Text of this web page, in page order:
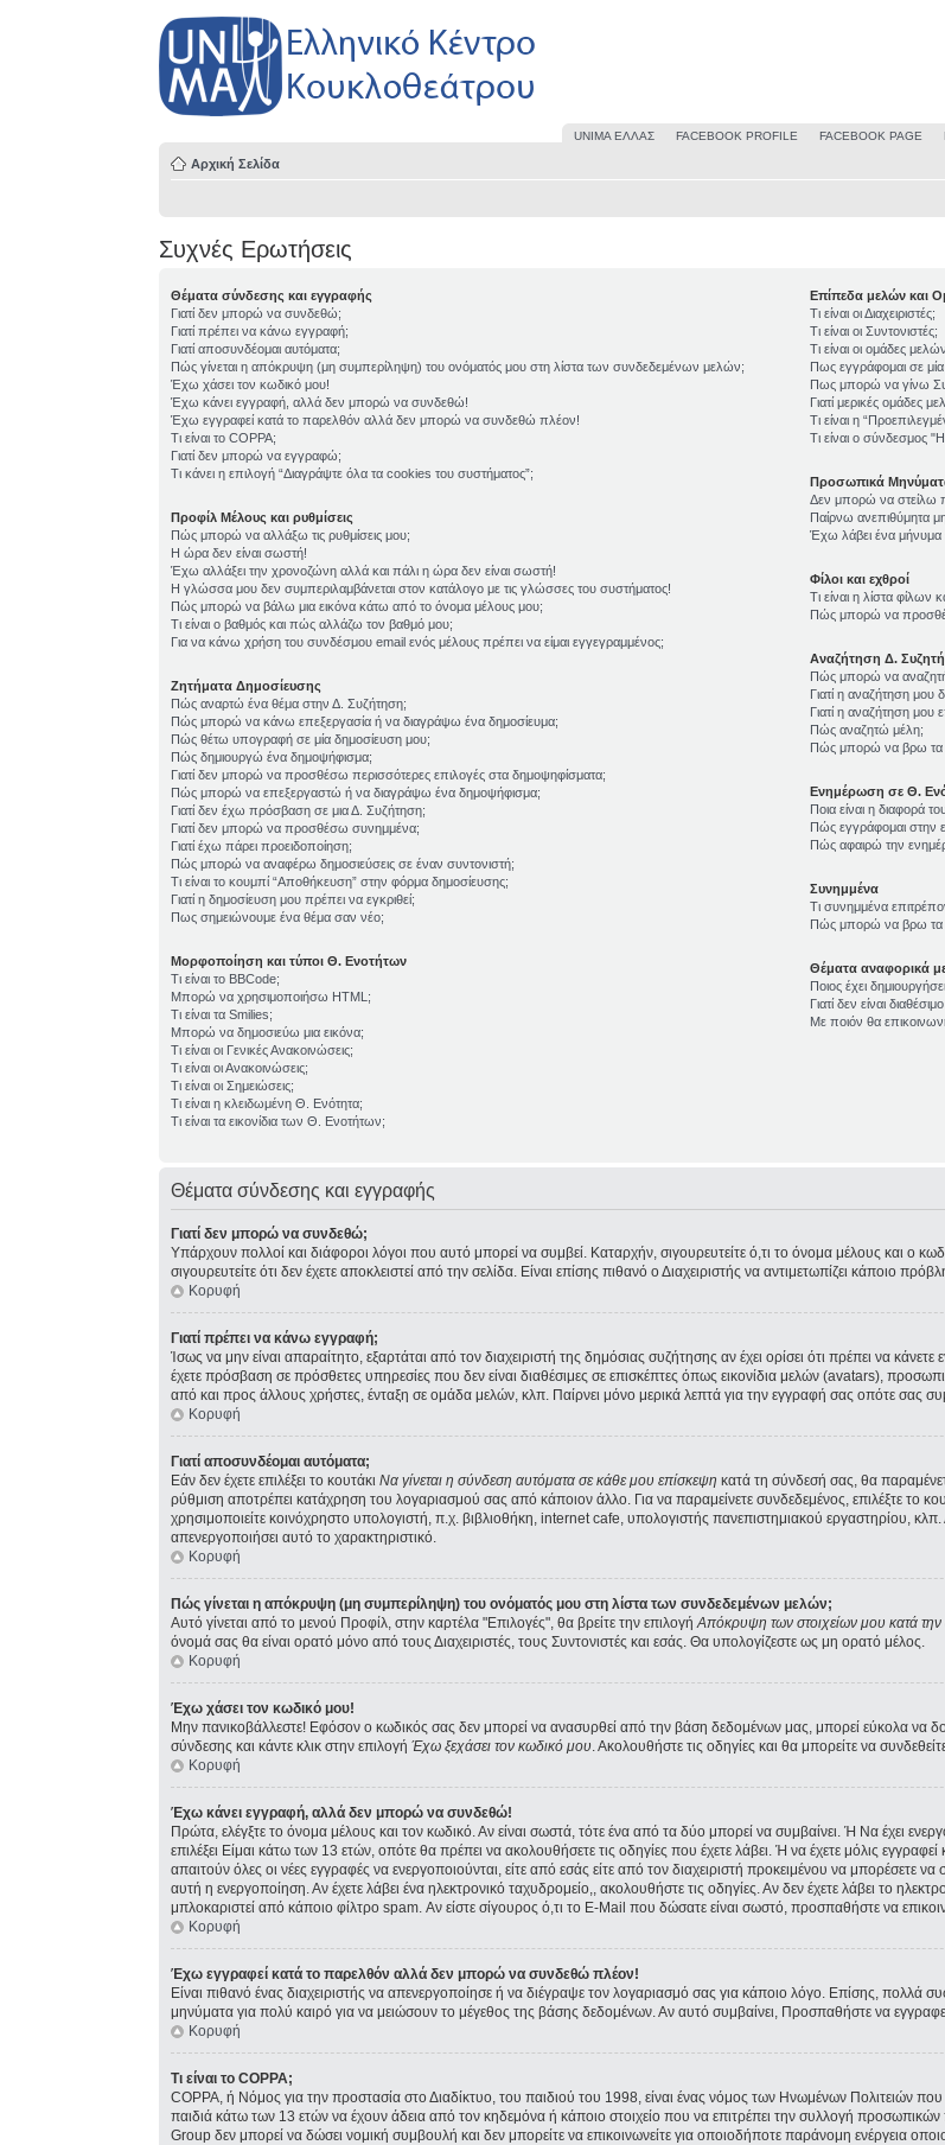
UΝΙΜΑ ΕΛΛΑΣ FACEBOOK PROFILE FACEBOOK PAGE
Αρχική Σελίδα
Συχνές Ερωτήσεις
Θέματα σύνδεσης και εγγραφής
Γιατί δεν μπορώ να συνδεθώ;
Γιατί πρέπει να κάνω εγγραφή;
Γιατί αποσυνδέομαι αυτόματα;
Πώς γίνεται η απόκρυψη (μη συμπερίληψη) του ονόματός μου στη λίστα των συνδεδεμένων μελών;
Έχω χάσει τον κωδικό μου!
Έχω κάνει εγγραφή, αλλά δεν μπορώ να συνδεθώ!
Έχω εγγραφεί κατά το παρελθόν αλλά δεν μπορώ να συνδεθώ πλέον!
Τι είναι το COPPA;
Γιατί δεν μπορώ να εγγραφώ;
Τι κάνει η επιλογή “Διαγράψτε όλα τα cookies του συστήματος”;
Προφίλ Μέλους και ρυθμίσεις
Πώς μπορώ να αλλάξω τις ρυθμίσεις μου;
Η ώρα δεν είναι σωστή!
Έχω αλλάξει την χρονοζώνη αλλά και πάλι η ώρα δεν είναι σωστή!
Η γλώσσα μου δεν συμπεριλαμβάνεται στον κατάλογο με τις γλώσσες του συστήματος!
Πώς μπορώ να βάλω μια εικόνα κάτω από το όνομα μέλους μου;
Τι είναι ο βαθμός και πώς αλλάζω τον βαθμό μου;
Για να κάνω χρήση του συνδέσμου email ενός μέλους πρέπει να είμαι εγγεγραμμένος;
Ζητήματα Δημοσίευσης
Πώς αναρτώ ένα θέμα στην Δ. Συζήτηση;
Πώς μπορώ να κάνω επεξεργασία ή να διαγράψω ένα δημοσίευμα;
Πώς θέτω υπογραφή σε μία δημοσίευση μου;
Πώς δημιουργώ ένα δημοψήφισμα;
Γιατί δεν μπορώ να προσθέσω περισσότερες επιλογές στα δημοψηφίσματα;
Πώς μπορώ να επεξεργαστώ ή να διαγράψω ένα δημοψήφισμα;
Γιατί δεν έχω πρόσβαση σε μια Δ. Συζήτηση;
Γιατί δεν μπορώ να προσθέσω συνημμένα;
Γιατί έχω πάρει προειδοποίηση;
Πώς μπορώ να αναφέρω δημοσιεύσεις σε έναν συντονιστή;
Τι είναι το κουμπί “Αποθήκευση” στην φόρμα δημοσίευσης;
Γιατί η δημοσίευση μου πρέπει να εγκριθεί;
Πως σημειώνουμε ένα θέμα σαν νέο;
Μορφοποίηση και τύποι Θ. Ενοτήτων
Τι είναι το BBCode;
Μπορώ να χρησιμοποιήσω HTML;
Τι είναι τα Smilies;
Μπορώ να δημοσιεύω μια εικόνα;
Τι είναι οι Γενικές Ανακοινώσεις;
Τι είναι οι Ανακοινώσεις;
Τι είναι οι Σημειώσεις;
Τι είναι η κλειδωμένη Θ. Ενότητα;
Τι είναι τα εικονίδια των Θ. Ενοτήτων;
Επίπεδα μελών και
Τι είναι οι Διαχειριστές;
Τι είναι οι Συντονιστές;
Τι είναι οι ομάδες
Πως εγγράφομαι σε
Πως μπορώ να γίνω
Γιατί μερικές ομάδες
Τι είναι η
Τι είναι ο σύνδεσμος
Προσωπικά
Δεν μπορώ να στείλω
Παίρνω ανεπιθύμητα
Έχω λάβει ένα μήνυμα
Φίλοι και εχθροί
Τι είναι η λίστα φίλων
Πώς μπορώ να
Αναζήτηση Δ.
Πώς μπορώ να
Γιατί η αναζήτηση μου
Γιατί η αναζήτηση μου
Πώς αναζητώ μέλη;
Πώς μπορώ να βρω τα
Ενημέρωση σε Θ.
Ποια είναι η διαφορά
Πώς εγγράφομαι στην
Πώς αφαιρώ την
Συνημμένα
Τι συνημμένα
Πώς μπορώ να βρω τα
Θέματα αναφορικά
Ποιος έχει
Γιατί δεν είναι
Με ποιόν θα
Θέματα σύνδεσης και εγγραφής
Γιατί δεν μπορώ να συνδεθώ;
Υπάρχουν πολλοί και διάφοροι λόγοι που αυτό μπορεί να συμβεί. Καταρχήν, σιγουρευτείτε ό,τι το όνομα μέλους και ο
σιγουρευτείτε ότι δεν έχετε αποκλειστεί από την σελίδα. Είναι επίσης πιθανό ο Διαχειριστής να αντιμετωπίζει κάποιο
Κορυφή
Γιατί πρέπει να κάνω εγγραφή;
Ίσως να μην είναι απαραίτητο, εξαρτάται από τον διαχειριστή της δημόσιας συζήτησης αν έχει ορίσει ότι πρέπει να
έχετε πρόσβαση σε πρόσθετες υπηρεσίες που δεν είναι διαθέσιμες σε επισκέπτες όπως εικονίδια μελών (avatars),
από και προς άλλους χρήστες, ένταξη σε ομάδα μελών, κλπ. Παίρνει μόνο μερικά λεπτά για την εγγραφή σας οπότε σας
Κορυφή
Γιατί αποσυνδέομαι αυτόματα;
Εάν δεν έχετε επιλέξει το κουτάκιΝα γίνεται η σύνδεση αυτόματα σε κάθε μου επίσκεψη κατά τη σύνδεσή σας, θα
ρύθμιση αποτρέπει κατάχρηση του λογαριασμού σας από κάποιον άλλο. Για να παραμείνετε συνδεδεμένος, επιλέξτε το
χρησιμοποιείτε κοινόχρηστο υπολογιστή, π.χ. βιβλιοθήκη, internet cafe, υπολογιστής πανεπιστημιακού εργαστηρίου, κλπ.
απενεργοποιήσει αυτό το χαρακτηριστικό.
Κορυφή
Πώς γίνεται η απόκρυψη (μη συμπερίληψη) του ονόματός μου στη λίστα των συνδεδεμένων μελών;
Αυτό γίνεται από το μενού Προφίλ, στην καρτέλα "Επιλογές", θα βρείτε την επιλογήΑπόκρυψη των στοιχείων μου κατά την
όνομά σας θα είναι ορατό μόνο από τους Διαχειριστές, τους Συντονιστές και εσάς. Θα υπολογίζεστε ως μη ορατό μέλος.
Κορυφή
Έχω χάσει τον κωδικό μου!
Μην πανικοβάλλεστε! Εφόσον ο κωδικός σας δεν μπορεί να ανασυρθεί από την βάση δεδομένων μας, μπορεί εύκολα να
σύνδεσης και κάντε κλικ στην επιλογήΈχω ξεχάσει τον κωδικό μου. Ακολουθήστε τις οδηγίες και θα μπορείτε να
Κορυφή
Έχω κάνει εγγραφή, αλλά δεν μπορώ να συνδεθώ!
Πρώτα, ελέγξτε το όνομα μέλους και τον κωδικό. Αν είναι σωστά, τότε ένα από τα δύο μπορεί να συμβαίνει. Ή Να έχει
επιλέξει Είμαι κάτω των 13 ετών, οπότε θα πρέπει να ακολουθήσετε τις οδηγίες που έχετε λάβει. Ή να έχετε μόλις
απαιτούν όλες οι νέες εγγραφές να ενεργοποιούνται, είτε από εσάς είτε από τον διαχειριστή προκειμένου να μπορέσετε
αυτή η ενεργοποίηση. Αν έχετε λάβει ένα ηλεκτρονικό ταχυδρομείο,, ακολουθήστε τις οδηγίες. Αν δεν έχετε λάβει το
μπλοκαριστεί από κάποιο φίλτρο spam. Αν είστε σίγουρος ό,τι το E-Mail που δώσατε είναι σωστό, προσπαθήστε να
Κορυφή
Έχω εγγραφεί κατά το παρελθόν αλλά δεν μπορώ να συνδεθώ πλέον!
Είναι πιθανό ένας διαχειριστής να απενεργοποίησε ή να διέγραψε τον λογαριασμό σας για κάποιο λόγο. Επίσης, πολλά
μηνύματα για πολύ καιρό για να μειώσουν το μέγεθος της βάσης δεδομένων. Αν αυτό συμβαίνει, Προσπαθήστε να
Κορυφή
Τι είναι το COPPA;
COPPA, ή Νόμος για την προστασία στο Διαδίκτυο, του παιδιού του 1998, είναι ένας νόμος των Ηνωμένων Πολιτειών
παιδιά κάτω των 13 ετών να έχουν άδεια από τον κηδεμόνα ή κάποιο στοιχείο που να επιτρέπει την συλλογή
Group δεν μπορεί να δώσει νομική συμβουλή και δεν μπορείτε να επικοινωνείτε για οποιοδήποτε παράνομη ενέργεια